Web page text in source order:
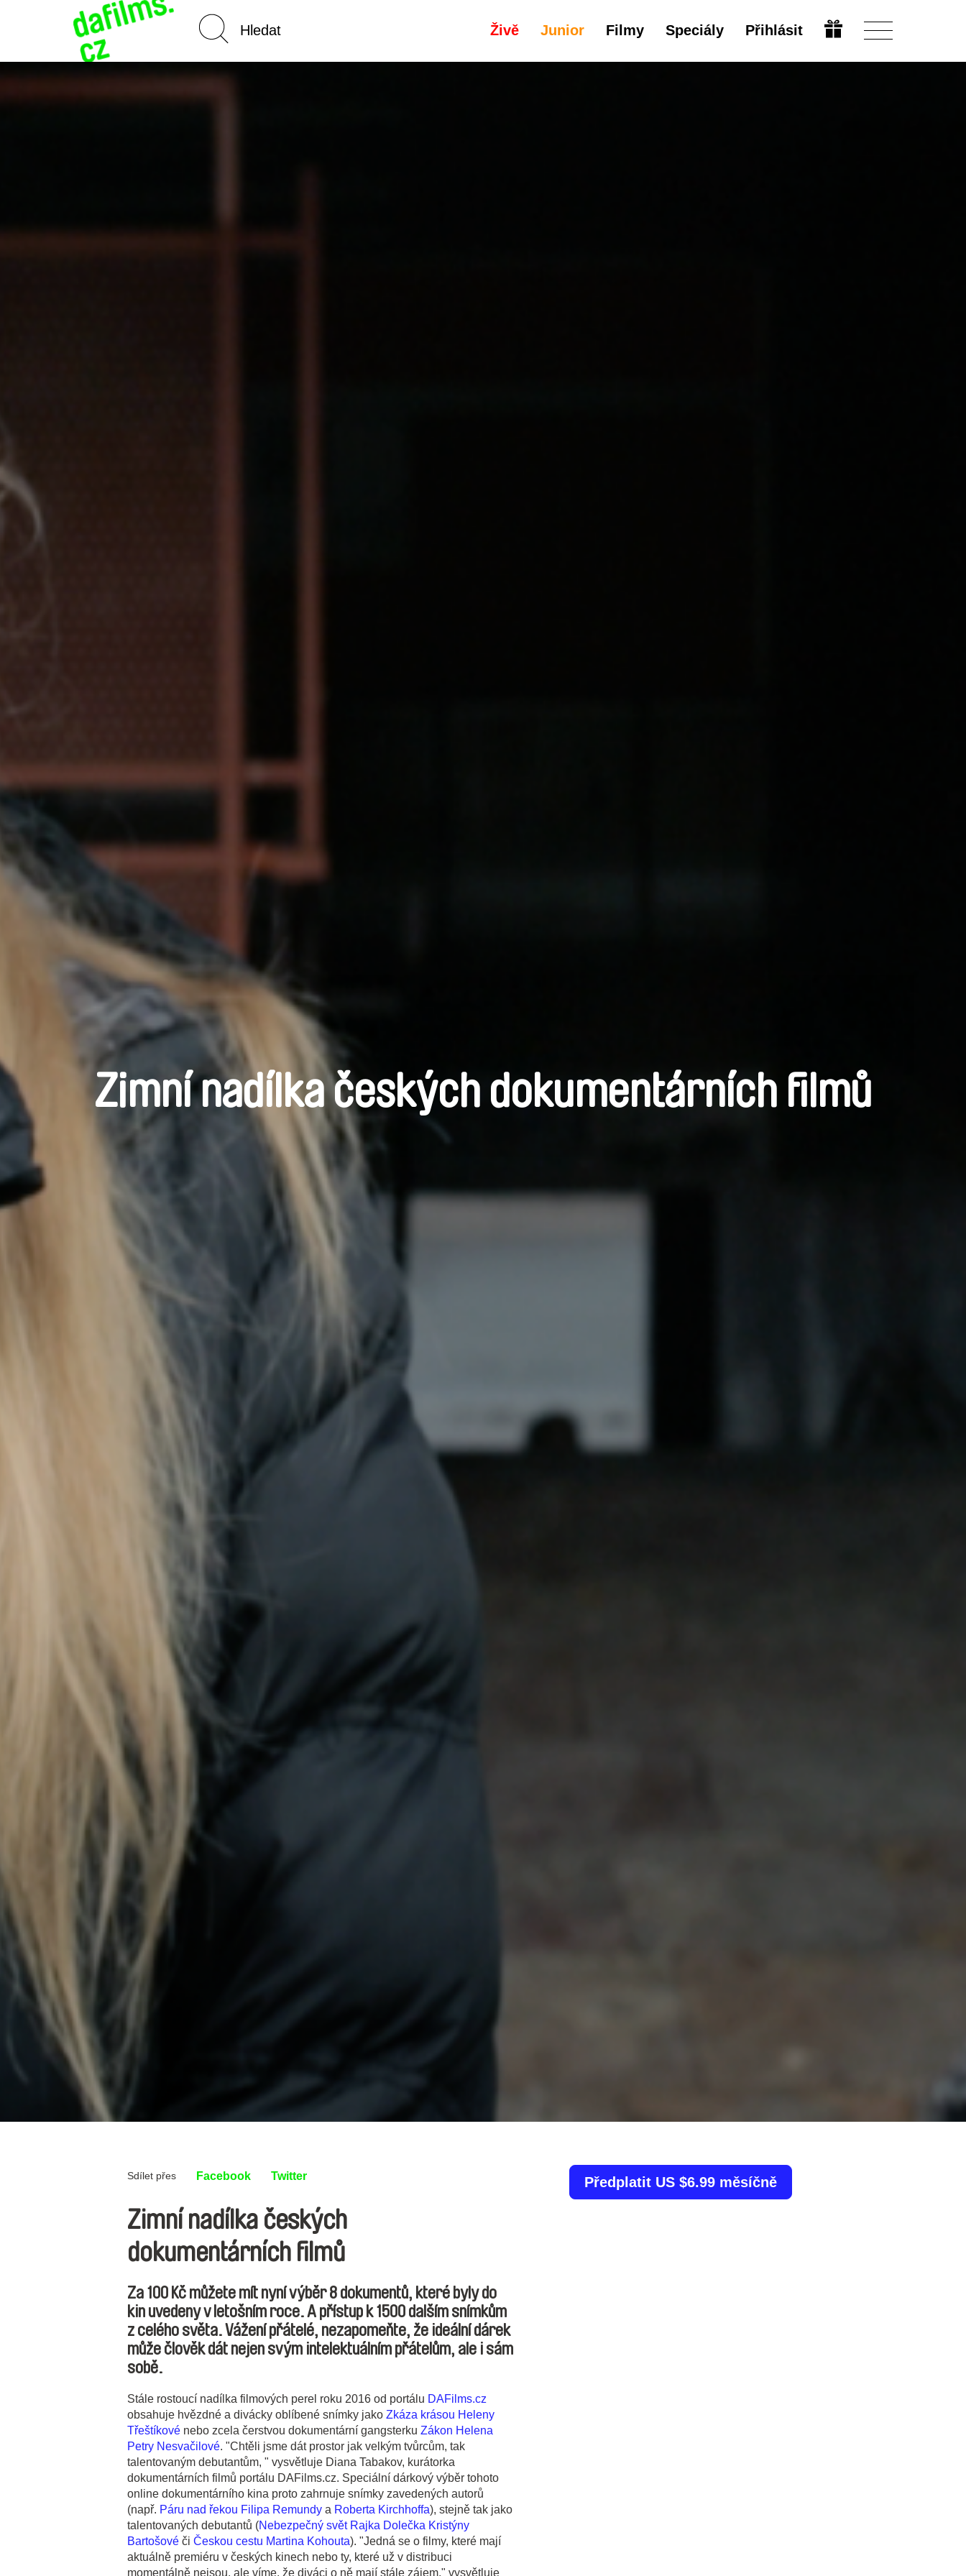
Živě Junior Filmy Speciály Přihlásit
Zimní nadílka českých dokumentárních filmů
Sdílet přes Facebook Twitter
Zimní nadílka českých
dokumentárních filmů
Za 100 Kč můžete mít nyní výběr 8 dokumentů, které byly do
kin uvedeny v letošním roce. A přístup k 1500 dalším snímkům
z celého světa. Vážení přátelé, nezapomeňte, že ideální dárek
může člověk dát nejen svým intelektuálním přátelům, ale i sám
sobě.
Stále rostoucí nadílka filmových perel roku 2016 od portálu DAFilms.cz
obsahuje hvězdné a divácky oblíbené snímky jako Zkáza krásou Heleny
Třeštíkové nebo zcela čerstvou dokumentární gangsterku Zákon Helena
Petry Nesvačilové. "Chtěli jsme dát prostor jak velkým tvůrcům, tak
talentovaným debutantům, " vysvětluje Diana Tabakov, kurátorka
dokumentárních filmů portálu DAFilms.cz. Speciální dárkový výběr tohoto
online dokumentárního kina proto zahrnuje snímky zavedených autorů
(např. Páru nad řekou Filipa Remundy a Roberta Kirchhoffa), stejně tak jako
talentovaných debutantů (Nebezpečný svět Rajka Dolečka Kristýny
Bartošové či Českou cestu Martina Kohouta). "Jedná se o filmy, které mají
aktuálně premiéru v českých kinech nebo ty, které už v distribuci
momentálně nejsou, ale víme, že diváci o ně mají stále zájem," vysvětluje
Předplatit US $6.99 měsíčně